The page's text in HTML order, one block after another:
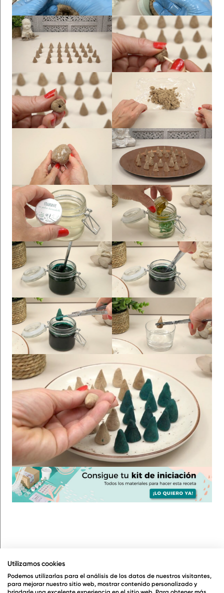
incienso personalizados que puedes usar para
Utilizamos cookies
Podemos utilizarlas para el análisis de los datos de nuestros visitantes,
para mejorar nuestro sitio web, mostrar contenido personalizado y